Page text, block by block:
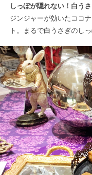
しっぽが隠れない！白う
ジンジャーが効いたココ
ト。まるで白うさぎのし